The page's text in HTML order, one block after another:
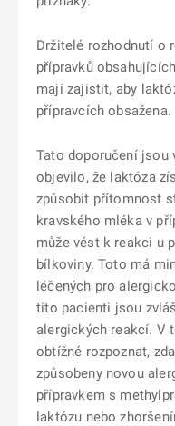
Držitelé rozhodnutí o
přípravků
mají zajistit, aby
přípravcích obsažena.
Tato doporučení jsou
objevilo, že laktóza
způsobit přítomnost
kravského mléka v
může vést k reakci u
bílkoviny. Toto má
léčených pro
tito pacienti jsou
alergických reakcí. V
obtížné rozpoznat,
způsobeny novou
přípravkem s
laktózu nebo